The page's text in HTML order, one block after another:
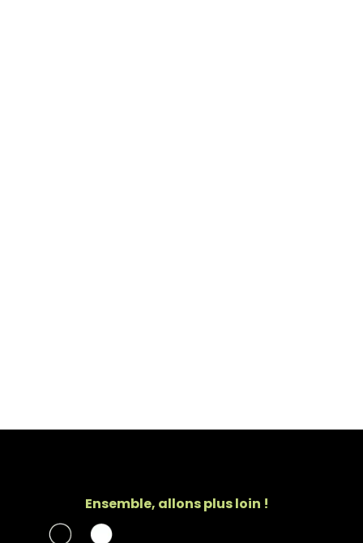
Ensemble, allons plus loin !